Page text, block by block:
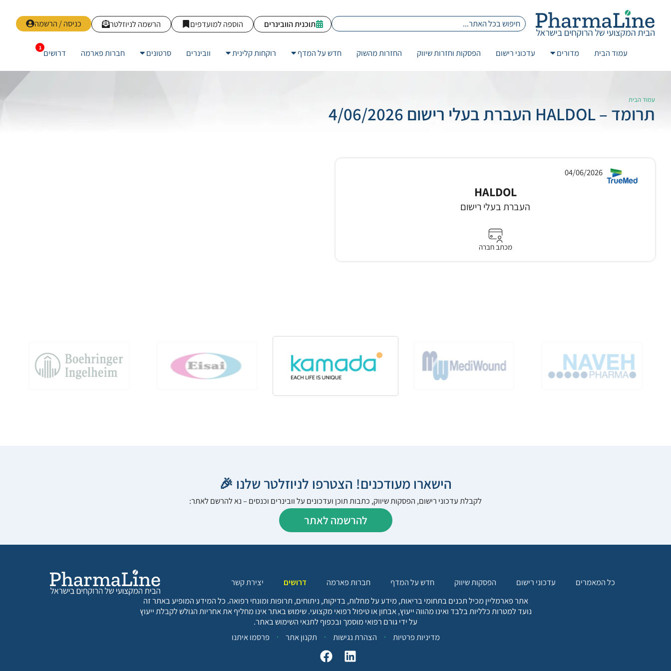
כניסה / הרשמה הרשמה לניוזלטר הוספה למועדפים תוכנית הוובינרים
עמוד הבית מדורים עדכוני רישום הפסקות וחזרות שיווק החזרות מהשוק חדש על המדף רוקחות קלינית וובינרים סרטונים חברות פארמה דרושים
עמוד הבית
תרומד – HALDOL העברת בעלי רישום 4/06/2026
04/06/2026
HALDOL
העברת בעלי רישום
מכתב חברה
הישארו מעודכנים! הצטרפו לניוזלטר שלנו 🎉
לקבלת עדכוני רישום, הפסקות שיווק, כתבות תוכן ועדכונים על וובינרים וכנסים – נא להרשם לאתר:
להרשמה לאתר
כל המאמרים עדכוני רישום הפסקות שיווק חדש על המדף חברות פארמה דרושים
יצירת קשר
אתר פארמליין מכיל תכנים בתחומי בריאות, מידע על מחלות, בדיקות, ניתוחים, תרופות ומונחי רפואה. כל המידע המופיע באתר זה
נועד למטרות כלליות בלבד ואינו מהווה ייעוץ, אבחון או טיפול רפואי מקצועי. שימוש באתר אינו מחליף את אחריות הגולש לקבלת ייעוץ
על ידי גורם רפואי מוסמך ובכפוף לתנאי השימוש באתר.
מדיניות פרטיות
הצהרת נגישות תקנון אתר פרסמו איתנו